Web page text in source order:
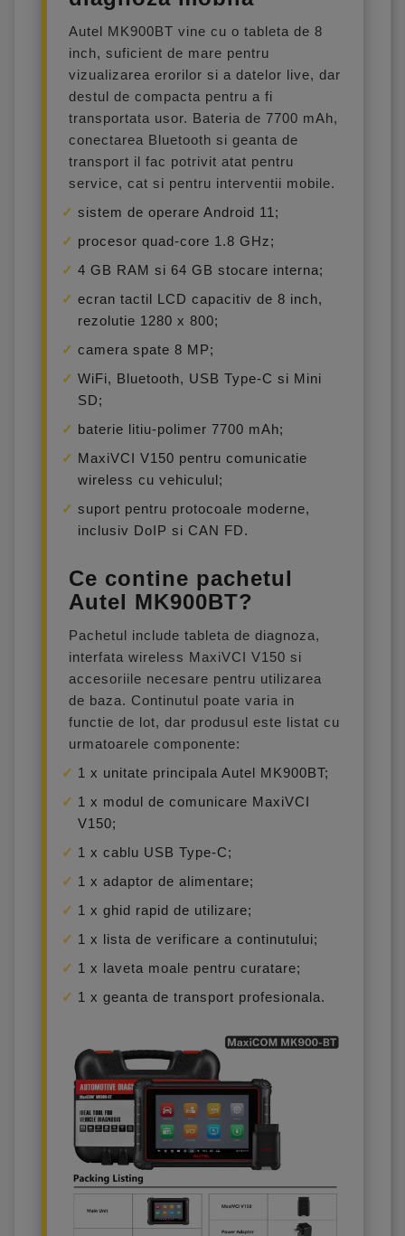
Autel MK900BT vine cu o tableta de 8
inch, suficient de mare pentru
vizualizarea erorilor si a datelor live, dar
destul de compacta pentru a fi
transportata usor. Bateria de 7700 mAh,
conectarea Bluetooth si geanta de
transport il fac potrivit atat pentru
service, cat si pentru interventii mobile.
sistem de operare Android 11;
procesor quad-core 1.8 GHz;
4 GB RAM si 64 GB stocare interna;
ecran tactil LCD capacitiv de 8 inch,
rezolutie 1280 x 800;
camera spate 8 MP;
WiFi, Bluetooth, USB Type-C si Mini
SD;
baterie litiu-polimer 7700 mAh;
MaxiVCI V150 pentru comunicatie
wireless cu vehiculul;
suport pentru protocoale moderne,
inclusiv DoIP si CAN FD.
Ce contine pachetul
Autel MK900BT?
Pachetul include tableta de diagnoza,
interfata wireless MaxiVCI V150 si
accesoriile necesare pentru utilizarea
de baza. Continutul poate varia in
functie de lot, dar produsul este listat cu
urmatoarele componente:
1 x unitate principala Autel MK900BT;
1 x modul de comunicare MaxiVCI
V150;
1 x cablu USB Type-C;
1 x adaptor de alimentare;
1 x ghid rapid de utilizare;
1 x lista de verificare a continutului;
1 x laveta moale pentru curatare;
1 x geanta de transport profesionala.